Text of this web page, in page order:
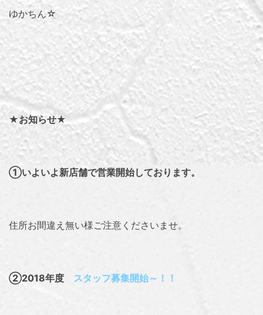
ゆかちん☆
★お知らせ★
①いよいよ新店舗で営業開始しております。
住所お間違え無い様ご注意くださいませ。
②2018年度 スタッフ募集開始～！！